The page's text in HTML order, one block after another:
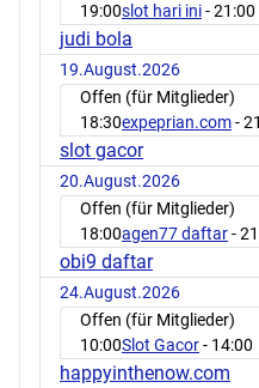
19:00slot hari ini- 21:00
judi bola
19.August.2026
Offen (für Mitglieder)
18:30expeprian.com-
slot gacor
20.August.2026
Offen (für Mitglieder)
18:00agen77 daftar-
obi9 daftar
24.August.2026
Offen (für Mitglieder)
10:00Slot Gacor- 14:00
happyinthenow.com